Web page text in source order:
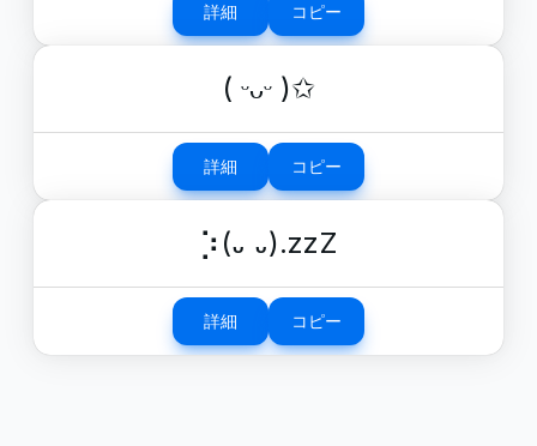
詳細 コピー
( ᵕᴗᵕ )✩
詳細 コピー
⡱(᎑ ᎑).zzZ
詳細 コピー